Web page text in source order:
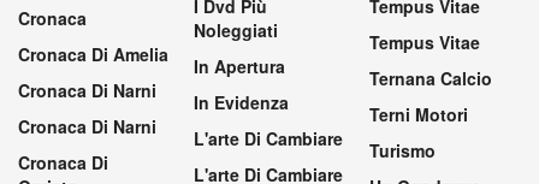
Cronaca
Cronaca Di Amelia
Cronaca Di Narni
Cronaca Di Narni
Cronaca Di
I Dvd Più
Noleggiati
In Apertura
In Evidenza
L'arte Di Cambiare
L'arte Di Cambiare
Tempus Vitae
Tempus Vitae
Ternana Calcio
Terni Motori
Turismo